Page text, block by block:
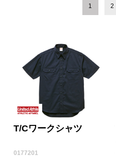
1 2
T/Cワークシャツ
0177201